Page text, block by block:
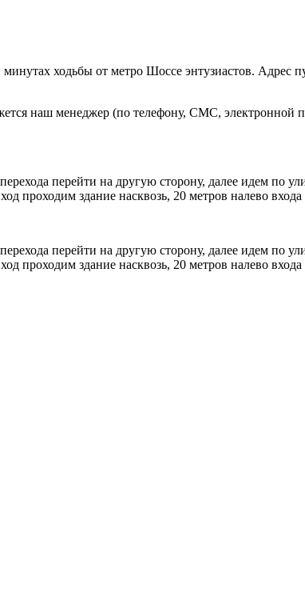
ходьбы от метро Шоссе энтузиастов. Адрес
наш менеджер (по телефону, СМС, электронной
перейти на другую сторону, далее идем по
проходим здание насквозь, 20 метров налево входа
перейти на другую сторону, далее идем по
проходим здание насквозь, 20 метров налево входа